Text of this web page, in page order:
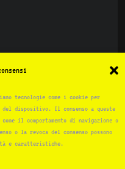
tecnologie come i cookie per
del dispositivo. Il consenso a queste
il comportamento di navigazione o
o la revoca del consenso possono
e caratteristiche.